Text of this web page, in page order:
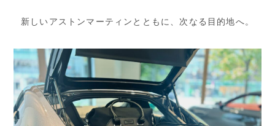
新しいアストンマーティンとともに、次なる目的地へ。